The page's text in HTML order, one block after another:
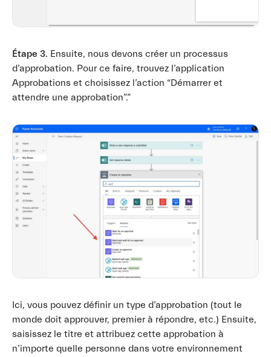
Étape 3. Ensuite, nous devons créer un processus
d’approbation. Pour ce faire, trouvez l’application
Approbations et choisissez l’action “Démarrer et
attendre une approbation”.”
Ici, vous pouvez définir un type d’approbation (tout le
monde doit approuver, premier à répondre, etc.) Ensuite,
saisissez le titre et attribuez cette approbation à
n’importe quelle personne dans votre environnement